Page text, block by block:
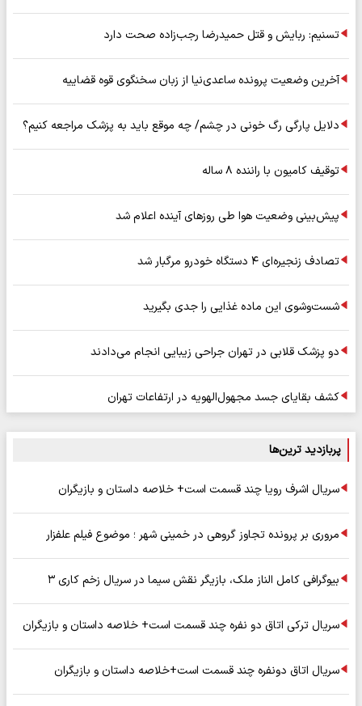
تسنیم: ربایش و قتل حمیدرضا رجب‌زاده صحت دارد
آخرین وضعیت پرونده ساعدی‌نیا از زبان سخنگوی قوه قضاییه
دلایل پارگی رگ خونی در چشم/ چه موقع باید به پزشک مراجعه کنیم؟
توقیف کامیون با راننده ۸ ساله
پیش‌بینی وضعیت هوا طی روزهای آینده اعلام شد
تصادف زنجیره‌ای ۴ دستگاه خودرو مرگبار شد
شست‌وشوی این ماده غذایی را جدی بگیرید
دو پزشک قلابی در تهران جراحی زیبایی انجام می‌دادند
کشف بقایای جسد مجهول‌الهویه در ارتفاعات تهران
پربازدید ترین‌ها
سریال اشرف رویا چند قسمت است+ خلاصه داستان و بازیگران
مروری بر پرونده تجاوز گروهی در خمینی شهر ؛ موضوع فیلم علفزار
بیوگرافی کامل الناز ملک، بازیگر نقش سیما در سریال زخم کاری ۳
سریال ترکی اتاق دو نفره چند قسمت است+ خلاصه داستان و بازیگران
سریال اتاق دونفره چند قسمت است+خلاصه داستان و بازیگران